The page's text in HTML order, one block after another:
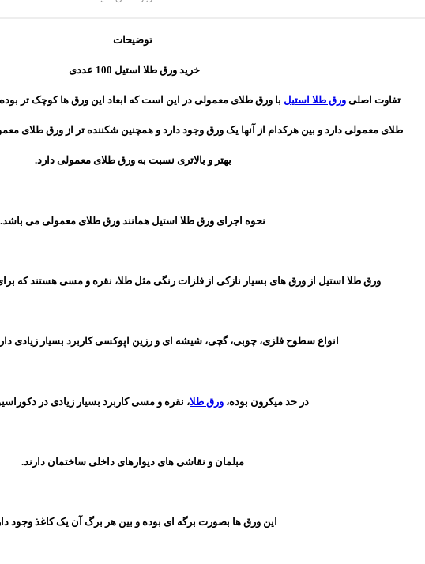
توضیحات
خرید ورق طلا استیل 100 عددی
تفاوت اصلیورق طلا استیل با ورق طلای معمولی در این است که ابعاد این ورق ها کوچک تر
طلای معمولی دارد و بین هرکدام از آنها یک ورق وجود دارد و همچنین شکننده تر از ورق طلای
بهتر و بالاتری نسبت به ورق طلای معمولی دارد.
نحوه اجرای ورق طلا استیل همانند ورق طلای معمولی می باشد.
ورق طلا استیل از ورق های بسیار نازکی از فلزات رنگی مثل طلا، نقره و مسی هستند که
انواع سطوح فلزی، چوبی، گچی، شیشه ای و رزین اپوکسی کاربرد بسیار زیادی
در حد میکرون بوده، ورق طلا، نقره و مسی کاربرد بسیار زیادی در
مبلمان و نقاشی های دیوارهای داخلی ساختمان دارند.
این ورق ها بصورت برگه ای بوده و بین هر برگ آن یک کاغذ وجود